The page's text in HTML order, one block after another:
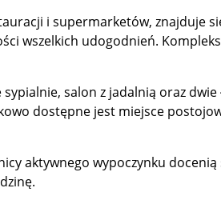
i supermarketów, znajduje
wszelkich udogodnień.
salon z jadalnią oraz dwie
dostępne jest miejsce
aktywnego wypoczynku